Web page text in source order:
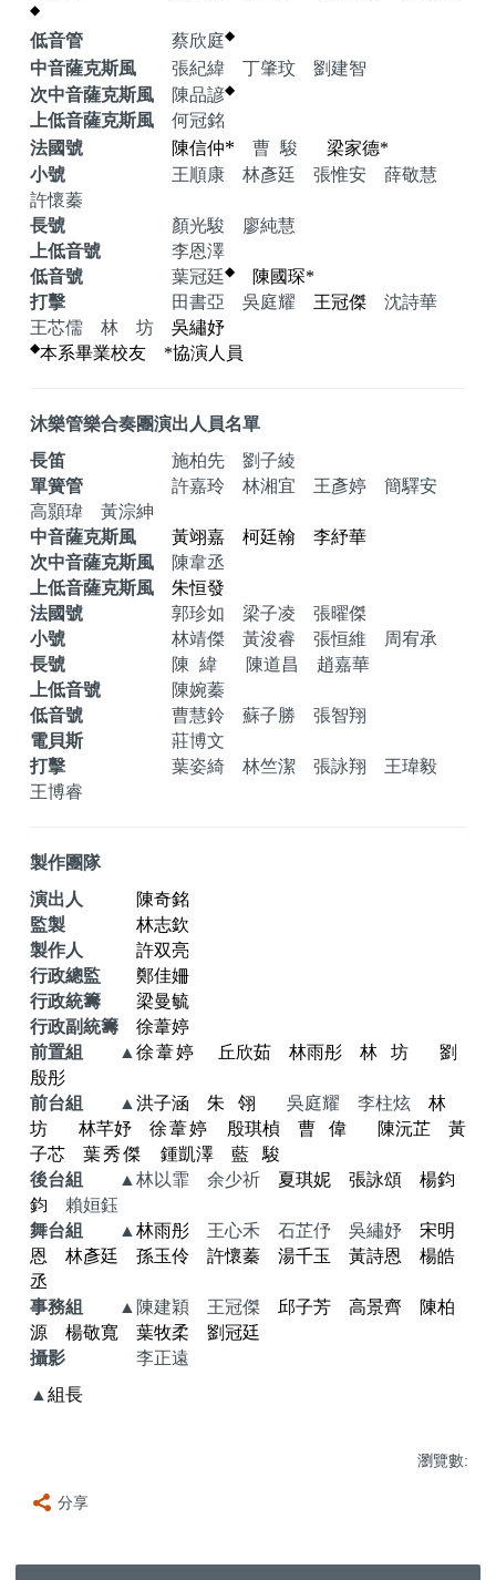
◆
低音管 蔡欣庭◆
中音薩克斯風
張紀緯 丁肇玟 劉建智
次中音薩克斯風
陳品諺◆
上低音薩克斯風 何冠銘
法國號
陳信仲* 曹駿 梁家德*
小號
王順康 林彥廷 張惟安 薛敬慧
許懷蓁
長號
顏光駿 廖純慧
上低音號
李恩澤
低音號 葉冠廷◆ 陳國琛*
打擊
田書亞 吳庭耀 王冠傑 沈詩華
王芯儒 林 坊
吳繡妤
◆本系畢業校友 *協演人員
沐樂管樂合奏團演出人員名單
長笛
施柏先 劉子綾
單簧管
許嘉玲 林湘宜 王彥婷 簡驛安
高顥瑋 黃淙紳
中音薩克斯風
黃翊嘉 柯廷翰 李紓華
次中音薩克斯風
陳韋丞
上低音薩克斯風 朱恒發
法國號 郭珍如 梁子凌 張曜傑
小號
林靖傑 黃浚睿 張恒維 周宥承
長號
陳緯
陳道昌 趙嘉華
上低音號
陳婉蓁
低音號 曹慧鈴 蘇子勝 張智翔
電貝斯 莊博文
打擊
葉姿綺 林竺潔 張詠翔 王瑋毅
王博睿
製作團隊
演出人
陳奇銘
監製
林志欽
製作人
許双亮
行政總監
鄭佳姍
行政統籌
梁曼毓
行政副統籌
徐葦婷
前置組
▲ 徐葦婷 丘欣茹 林雨彤 林坊
劉
殷彤
前台組
▲ 洪子涵 朱翎 吳庭耀 李柱炫 林
坊
林芊妤 徐葦婷 殷琪楨 曹偉
陳沅芷 黃
子芯 葉秀傑 鍾凱澤 藍駿
後台組
▲林以霏 余少祈 夏琪妮 張詠頌 楊鈞
鈞 賴姮鈺
舞台組
▲ 林雨彤 王心禾 石芷伃 吳繡妤 宋明
恩 林彥廷 孫玉伶 許懷蓁 湯千玉 黃詩恩 楊皓
丞
事務組
▲陳建穎 王冠傑 邱子芳 高景齊 陳柏
源 楊敬寬 葉牧柔 劉冠廷
攝影 李正遠
▲ 組長
瀏覽數:
分享